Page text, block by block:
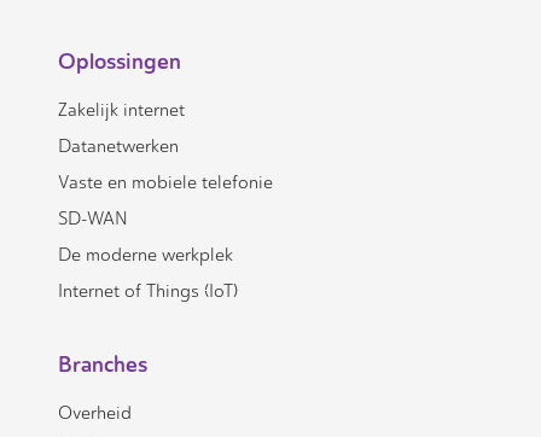
Oplossingen
Zakelijk internet
Datanetwerken
Vaste en mobiele telefonie
SD-WAN
De moderne werkplek
Internet of Things (IoT)
Branches
Overheid